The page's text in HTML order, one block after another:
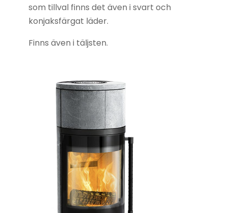
som tillval finns det även i svart och
konjaksfärgat läder.
Finns även i täljsten.